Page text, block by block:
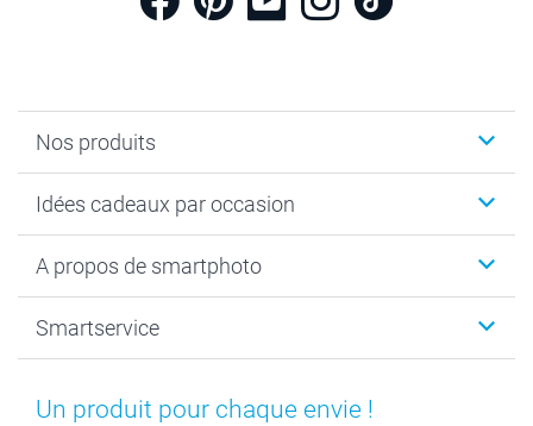
Nos produits
Calendrier photo & Agenda photo
Tirage photo & agrandissement
Faire-part & Cartes
Coques smartphone
Idées cadeaux par occasion
Anniversaire
Naissance & baptême
Fête des Mères
A propos de smartphoto
Plan du site
Droit de rétraction
Smartservice
Aide
Un produit pour chaque envie !